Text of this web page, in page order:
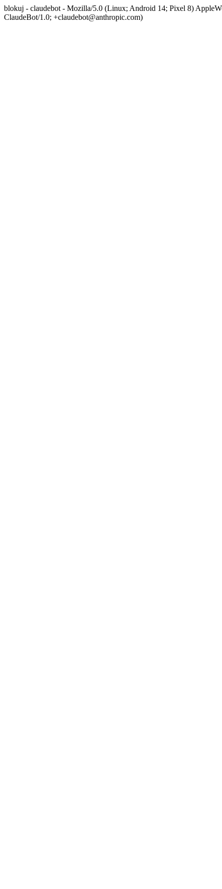
blokuj - claudebot - Mozilla/5.0 (Linux; Android 14; Pixel 8)
ClaudeBot/1.0; +claudebot@anthropic.com)